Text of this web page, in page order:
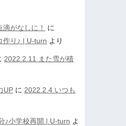
がなしに！
に
作り♪ | U-turn より
2022.2.11 また雪が積
UP に 2022.2.4 いつも
♪小学校再開 | U-turn よ